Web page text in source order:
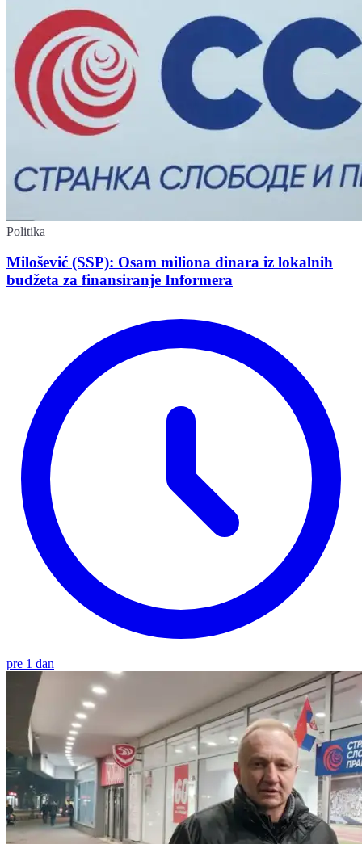
Politika
Milošević (SSP): Osam miliona dinara iz lokalnih
budžeta za finansiranje Informera
pre 1 dan